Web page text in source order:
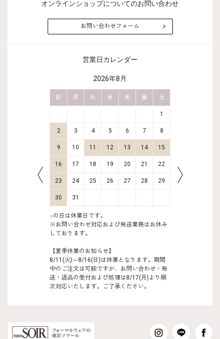
オンラインショップについてのお問い合わせ
お問い合わせフォーム
営業日カレンダー
2026年8月
日 月 火 水 木 金 土
1
2 3 4 5 6 7 8
9 10 11 12 13 14 15
16 17 18 19 20 21 22
23 24 25 26 27 28 29
30 31
■の日は休業日です。
※お問い合わせ対応および発送業務はお休み
しております。
【夏季休業のお知らせ】
8/11(火)～8/16(日)は休業となります。期間
中のご注文は可能ですが、お問い合わせ・発
送・返品の受付および処理は8/17(月)より順
次対応いたします。ご了承ください。